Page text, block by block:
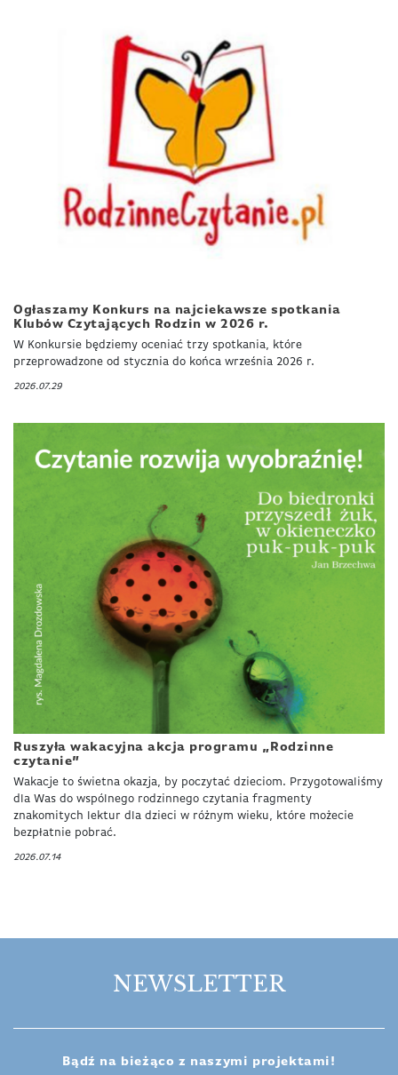
Ogłaszamy Konkurs na najciekawsze spotkania
Klubów Czytających Rodzin w 2026 r.
W Konkursie będziemy oceniać trzy spotkania, które
przeprowadzone od stycznia do końca września 2026 r.
2026.07.29
Ruszyła wakacyjna akcja programu „Rodzinne
czytanie”
Wakacje to świetna okazja, by poczytać dzieciom. Przygotowaliśmy
dla Was do wspólnego rodzinnego czytania fragmenty
znakomitych lektur dla dzieci w różnym wieku, które możecie
bezpłatnie pobrać.
2026.07.14
NEWSLETTER
Bądź na bieżąco z naszymi projektami!